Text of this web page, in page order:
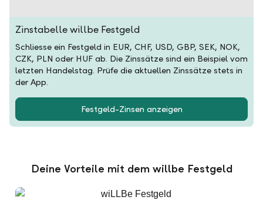
Zinstabelle willbe Festgeld
Schliesse ein Festgeld in EUR, CHF, USD, GBP, SEK, NOK,
CZK, PLN oder HUF ab. Die Zinssätze sind ein Beispiel vom
letzten Handelstag. Prüfe die aktuellen Zinssätze stets in
der App.
Festgeld-Zinsen anzeigen
Deine Vorteile mit dem willbe Festgeld